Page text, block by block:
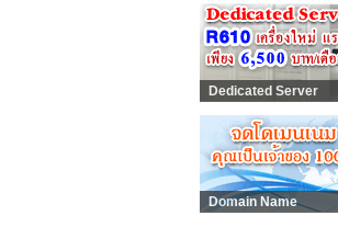
Dedicated Server
Domain Name